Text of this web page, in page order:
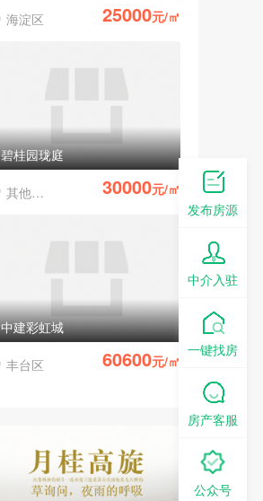
海淀区 25000元/㎡
碧桂园珑庭
其他区县 30000元/㎡
中建彩虹城
丰台区 60600元/㎡
发布房源
中介入驻
一键找房
房产客服
公众号